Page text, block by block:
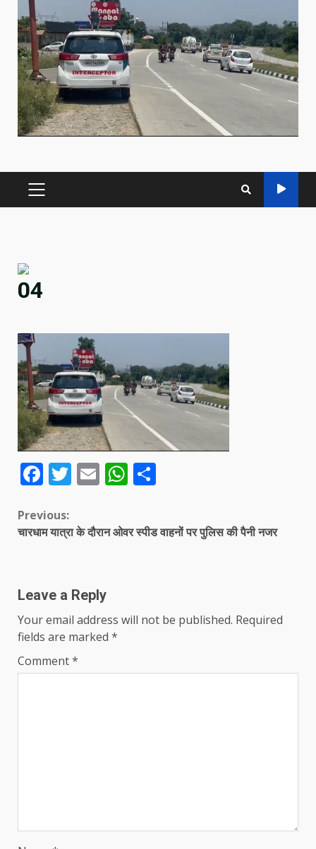
PRIMARY
04
Facebook
Twitter
EmailWhatsApp
Continue
Reading
Previous:
चारधाम यात्रा के दौरान ओवर स्पीड वाहनों पर पुलिस की पैनी नजर
Leave a Reply
Your email address will not be published. Required
fields are marked *
Comment*